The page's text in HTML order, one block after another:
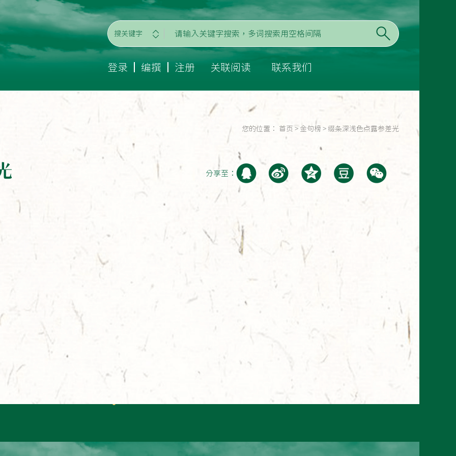
搜关键字
登录 编撰 注册 关联阅读 联系我们
您的位置： 首页 > 金句榜 > 缀条深浅色点露参差光
分享至：